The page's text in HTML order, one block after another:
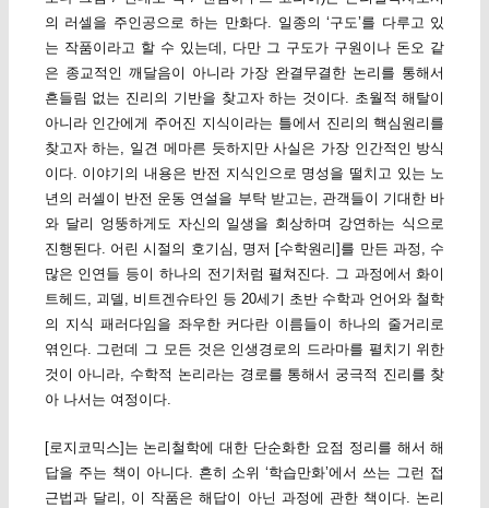
의 러셀을 주인공으로 하는 만화다. 일종의 ‘구도’를 다루고 있
는 작품이라고 할 수 있는데, 다만 그 구도가 구원이나 돈오 같
은 종교적인 깨달음이 아니라 가장 완결무결한 논리를 통해서
흔들림 없는 진리의 기반을 찾고자 하는 것이다. 초월적 해탈이
아니라 인간에게 주어진 지식이라는 틀에서 진리의 핵심원리를
찾고자 하는, 일견 메마른 듯하지만 사실은 가장 인간적인 방식
이다. 이야기의 내용은 반전 지식인으로 명성을 떨치고 있는 노
년의 러셀이 반전 운동 연설을 부탁 받고는, 관객들이 기대한 바
와 달리 엉뚱하게도 자신의 일생을 회상하며 강연하는 식으로
진행된다. 어린 시절의 호기심, 명저 [수학원리]를 만든 과정, 수
많은 인연들 등이 하나의 전기처럼 펼쳐진다. 그 과정에서 화이
트헤드, 괴델, 비트겐슈타인 등 20세기 초반 수학과 언어와 철학
의 지식 패러다임을 좌우한 커다란 이름들이 하나의 줄거리로
엮인다. 그런데 그 모든 것은 인생경로의 드라마를 펼치기 위한
것이 아니라, 수학적 논리라는 경로를 통해서 궁극적 진리를 찾
아 나서는 여정이다.
[로지코믹스]는 논리철학에 대한 단순화한 요점 정리를 해서 해
답을 주는 책이 아니다. 흔히 소위 ‘학습만화’에서 쓰는 그런 접
근법과 달리, 이 작품은 해답이 아닌 과정에 관한 책이다. 논리